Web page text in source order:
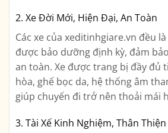
2. Xe Đời Mới, Hiện Đại, An Toàn
Các xe của xeditinhgiare.vn đều
được bảo dưỡng định kỳ, đảm
an toàn. Xe được trang bị đầy đủ
hòa, ghế bọc da, hệ thống âm
giúp chuyến đi trở nên thoải mái
3. Tài Xế Kinh Nghiệm, Thân Thiện